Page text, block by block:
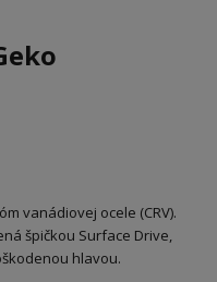
vanádiovej ocele (CRV).
špičkou Surface Drive,
hlavou.